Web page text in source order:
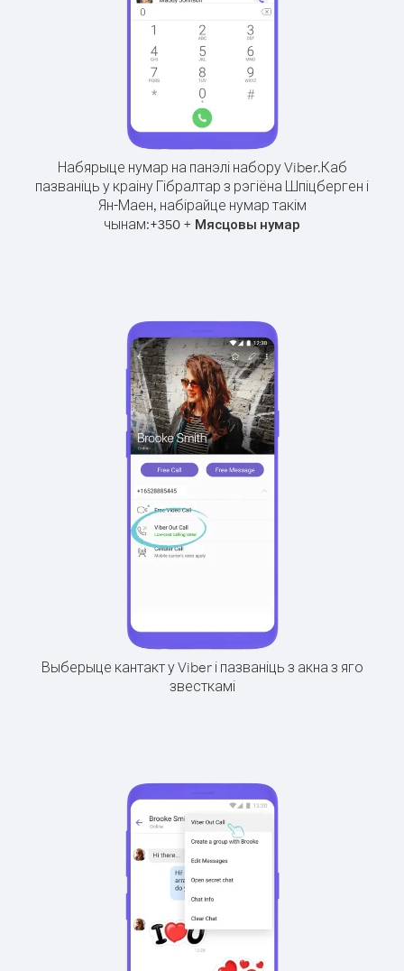
Набярыце нумар на панэлі набору Viber.Каб
пазваніць у краіну Гібралтар з рэгіёна Шпіцберген і
Ян-Маен, набірайце нумар такім
чынам:+350 + Мясцовы нумар
Выберыце кантакт у Viber і пазваніць з акна з яго
звесткамі